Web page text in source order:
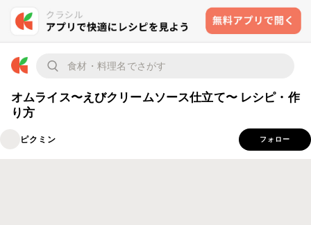
オムライス〜えびクリームソース仕立て〜 レシピ・作
り方
ピクミン フォロー